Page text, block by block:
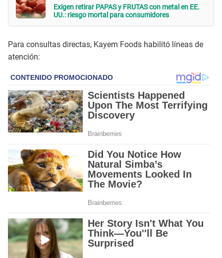
Exigen retirar PAPAS y FRUTAS con metal en EE.
UU.: riesgo mortal para consumidores
Para consultas directas, Kayem Foods habilitó líneas de
atención: